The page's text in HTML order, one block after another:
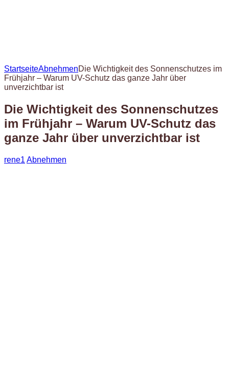
StartseiteAbnehmenDie Wichtigkeit des Sonnenschutzes im
Frühjahr – Warum UV-Schutz das ganze Jahr über
unverzichtbar ist
Die Wichtigkeit des Sonnenschutzes
im Frühjahr – Warum UV-Schutz das
ganze Jahr über unverzichtbar ist
rene1 Abnehmen